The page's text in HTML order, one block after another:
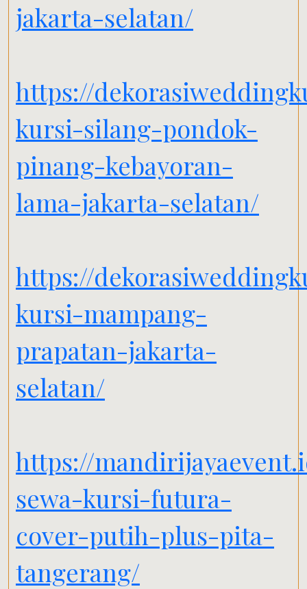
jakarta-selatan/
https://
kursi-silang-pondok-
pinang-kebayoran-
lama-jakarta-selatan/
https://
kursi-mampang-
prapatan-jakarta-
selatan/
https://
sewa-kursi-futura-
cover-putih-plus-pita-
tangerang/